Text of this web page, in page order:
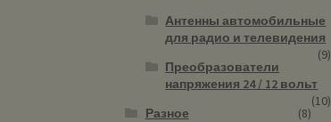
Антенны автомобильные
для радио и телевидения
(9)
Преобразователи
напряжения 24 / 12 вольт
(10)
Разное
(8)